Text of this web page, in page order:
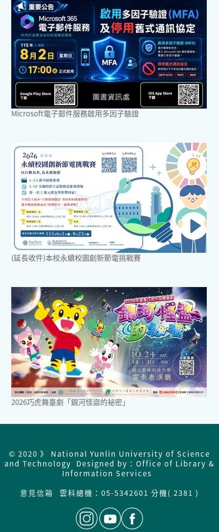
Microsoft電子郵件服務啟用多因子驗證
(延長收件)本校永續校園創新節電挑戰賽
2026巧虎舞臺劇「銀河怪盜的祕密」
© 2020 》 National Yunlin University of Science
and Technology Designed by：Office of Library &
Information Services
意見信箱
雲科總機： 05-5342601 分機( 2381 )